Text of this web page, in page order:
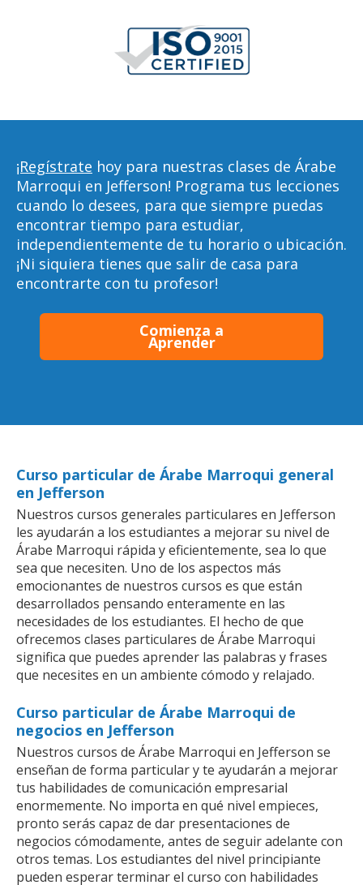
¡Regístrate hoy para nuestras clases de Árabe
Marroqui en Jefferson! Programa tus lecciones
cuando lo desees, para que siempre puedas
encontrar tiempo para estudiar,
independientemente de tu horario o ubicación.
¡Ni siquiera tienes que salir de casa para
encontrarte con tu profesor!
Comienza a
Aprender
Curso particular de Árabe Marroqui general
en Jefferson
Nuestros cursos generales particulares en Jefferson
les ayudarán a los estudiantes a mejorar su nivel de
Árabe Marroqui rápida y eficientemente, sea lo que
sea que necesiten. Uno de los aspectos más
emocionantes de nuestros cursos es que están
desarrollados pensando enteramente en las
necesidades de los estudiantes. El hecho de que
ofrecemos clases particulares de Árabe Marroqui
significa que puedes aprender las palabras y frases
que necesites en un ambiente cómodo y relajado.
Curso particular de Árabe Marroqui de
negocios en Jefferson
Nuestros cursos de Árabe Marroqui en Jefferson se
enseñan de forma particular y te ayudarán a mejorar
tus habilidades de comunicación empresarial
enormemente. No importa en qué nivel empieces,
pronto serás capaz de dar presentaciones de
negocios cómodamente, antes de seguir adelante con
otros temas. Los estudiantes del nivel principiante
pueden esperar terminar el curso con habilidades